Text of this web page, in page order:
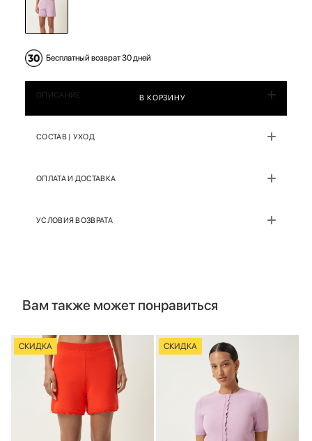
Бесплатный возврат 30 дней
В КОРЗИНУ
ОПИСАНИЕ
СОСТАВ | УХОД
ОПЛАТА И ДОСТАВКА
УСЛОВИЯ ВОЗВРАТА
Вам также может понравиться
СКИДКА СКИДКА